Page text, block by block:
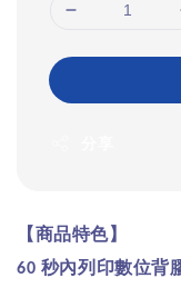
【商品特色】
60 秒內列印數位背